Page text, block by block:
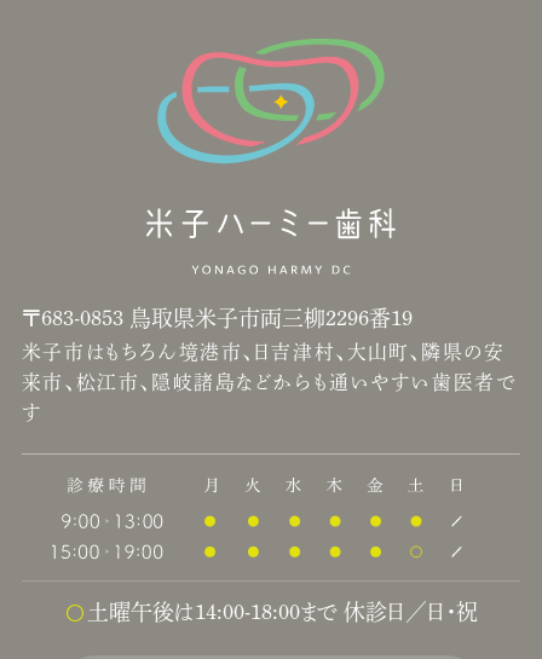
〒683-0853 鳥取県米子市両三柳2296番19
米子市はもちろん境港市、日吉津村、大山町、隣県の安
来市、松江市、隠岐諸島などからも通いやすい歯医者で
す
土曜午後は14:00-18:00まで 休診日／日・祝